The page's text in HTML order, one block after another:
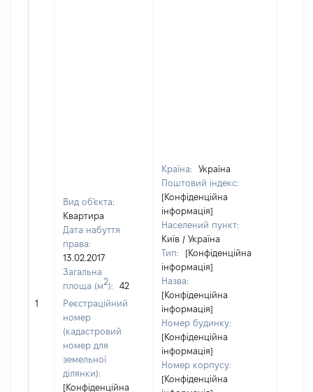
1
Вид об'єкта:
Квартира
Дата набуття
права:
13.02.2017
Загальна
площа (м2):
42
Реєстраційний
номер
(кадастровий
номер для
земельної
ділянки):
[Конфіденційна
Країна:
Україна
Поштовий індекс:
[Конфіденційна
інформація]
Населений пункт:
Київ / Україна
Тип:
[Конфіденційна
інформація]
Назва:
[Конфіденційна
інформація]
Номер будинку:
[Конфіденційна
інформація]
Номер корпусу:
[Конфіденційна